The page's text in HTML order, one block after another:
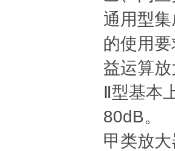
通用型
的使用
益运算
Ⅱ型基本
80dB。
甲类放